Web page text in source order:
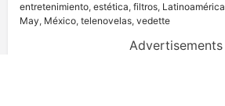
entretenimiento, estética, filtros, Latinoamérica
May, México, telenovelas, vedette
Advertisements